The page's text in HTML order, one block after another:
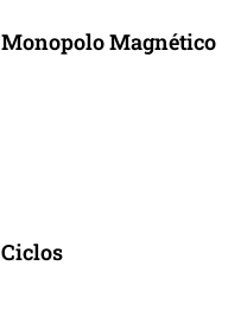
Monopolo Magnético
Ciclos